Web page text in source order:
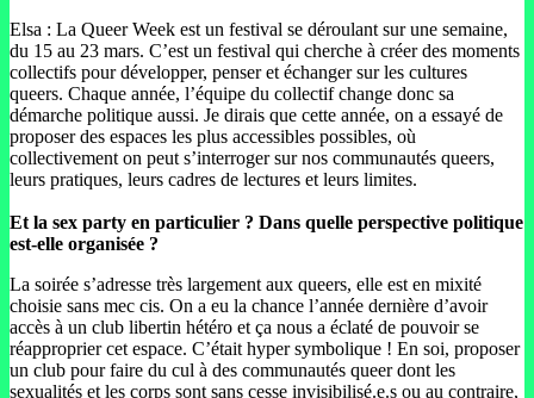
Elsa : La Queer Week est un festival se déroulant sur une semaine,
du 15 au 23 mars. C’est un festival qui cherche à créer des moments
collectifs pour développer, penser et échanger sur les cultures
queers. Chaque année, l’équipe du collectif change donc sa
démarche politique aussi. Je dirais que cette année, on a essayé de
proposer des espaces les plus accessibles possibles, où
collectivement on peut s’interroger sur nos communautés queers,
leurs pratiques, leurs cadres de lectures et leurs limites.
Et la sex party en particulier ? Dans quelle perspective politique
est-elle organisée ?
La soirée s’adresse très largement aux queers, elle est en mixité
choisie sans mec cis. On a eu la chance l’année dernière d’avoir
accès à un club libertin hétéro et ça nous a éclaté de pouvoir se
réapproprier cet espace. C’était hyper symbolique ! En soi, proposer
un club pour faire du cul à des communautés queer dont les
sexualités et les corps sont sans cesse invisibilisé.e.s ou au contraire,